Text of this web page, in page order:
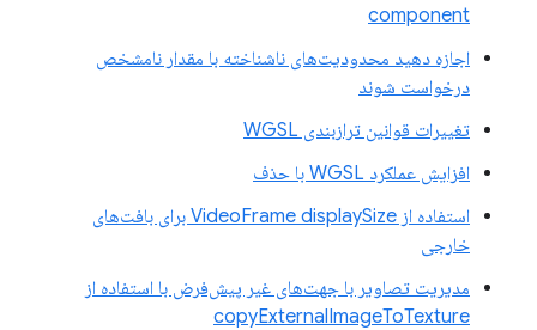
component
اجازه دهید محدودیت‌های ناشناخته با مقدار نامشخص
درخواست شوند
تغییرات قوانین ترازبندی WGSL
افزایش عملکرد WGSL با حذف
استفاده از VideoFrame displaySize برای بافت‌های
خارجی
مدیریت تصاویر با جهت‌های غیر پیش‌فرض با استفاده از
copyExternalImageToTexture